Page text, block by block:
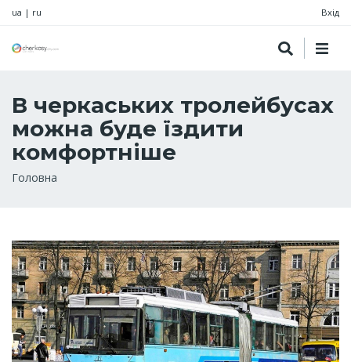
ua | ru Вхід
В черкаських тролейбусах
можна буде їздити
комфортніше
Рядок
Головна